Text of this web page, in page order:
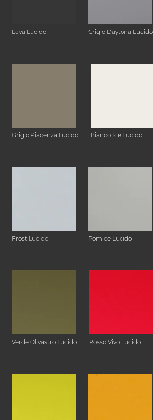
Lava Lucido Grigio Daytona Lucido
Grigio Piacenza Lucido Bianco Ice Lucido
Frost Lucido Pomice Lucido
Verde Olivastro Lucido Rosso Vivo Lucido